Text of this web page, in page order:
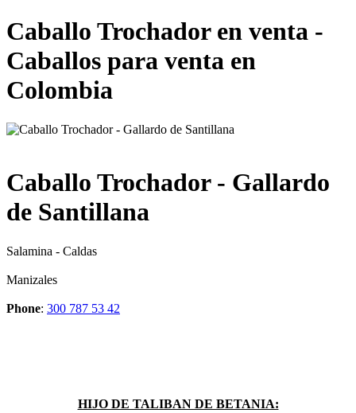
Caballo Trochador en venta -
Caballos para venta en
Colombia
Caballo Trochador - Gallardo
de Santillana
Salamina - Caldas
Manizales
Phone: 300 787 53 42
HIJO DE TALIBAN DE BETANIA: